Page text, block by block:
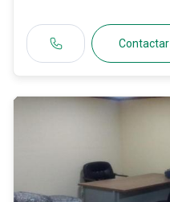
Contactar